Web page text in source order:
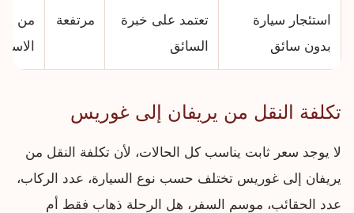
استئجار سيارة
بدون سائق
تعتمد على خبرة
السائق
مرتفعة
من
تكلفة النقل من يريفان إلى غوريس
لا يوجد سعر ثابت يناسب كل الحالات، لأن تكلفة النقل من
يريفان إلى غوريس تختلف حسب نوع السيارة، عدد الركاب،
عدد الحقائب، موسم السفر، هل الرحلة ذهاب فقط أم